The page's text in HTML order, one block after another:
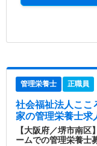
管理栄養士 正職員
社会福祉法人ここ
家の管理栄養士求
【大阪府／堺市南
ームでの管理栄養士